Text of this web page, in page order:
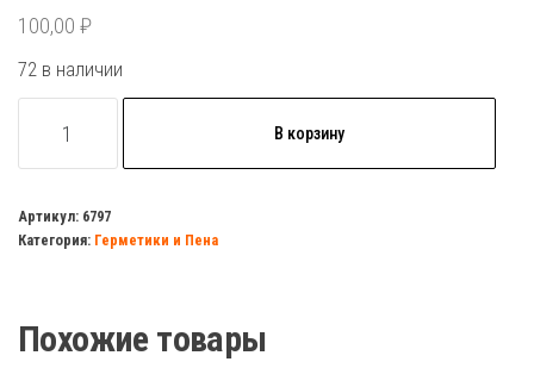
100,00 ₽
72 в наличии
товара
48мм
х
В корзину
Артикул: 6797
Категория: Герметики и Пена
Похожие товары